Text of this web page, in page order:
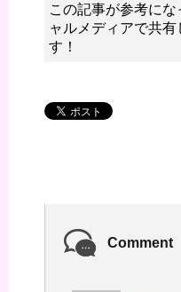
この記事が参考に
ャルメディアで共
す！
Comment